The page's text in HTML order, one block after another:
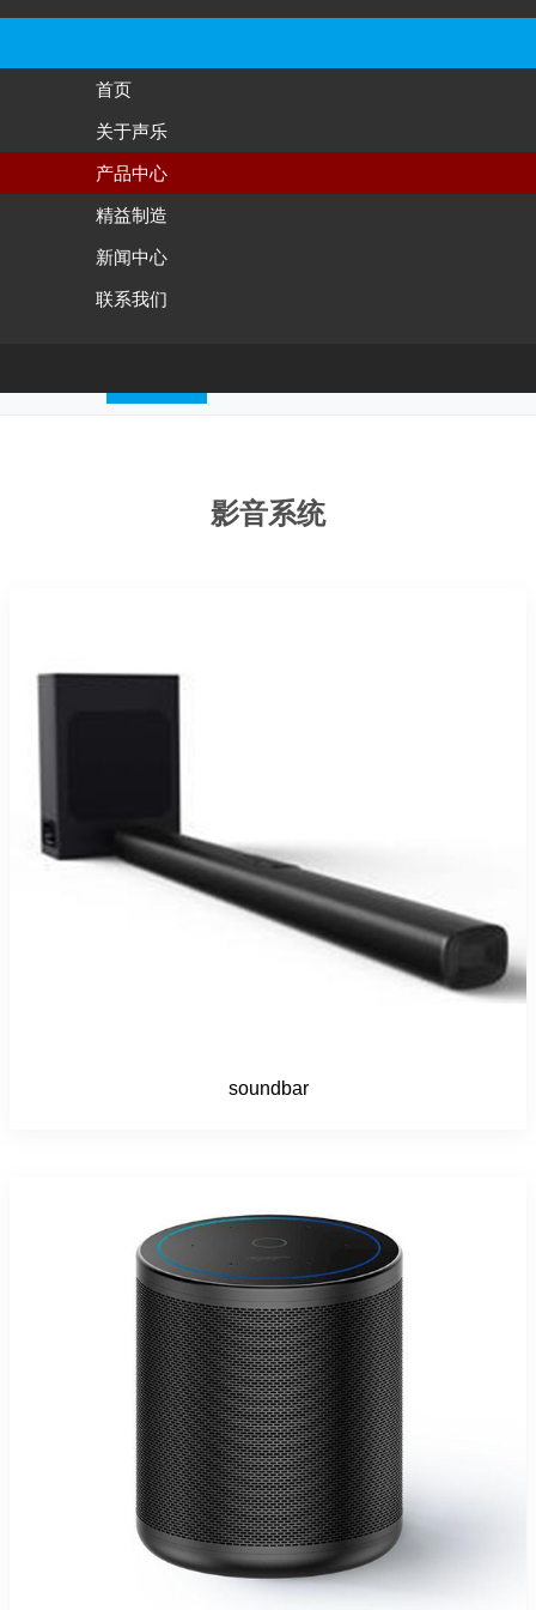
首页
关于声乐
产品中心
精益制造
新闻中心
联系我们
产品中心
Product Center
影音系统
soundbar